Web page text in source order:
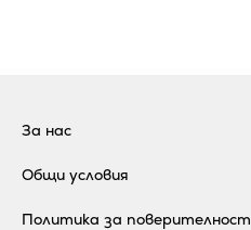
За нас
Общи условия
Политика за поверителност